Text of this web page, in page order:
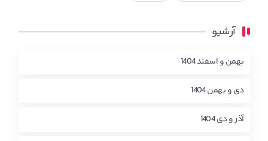
آرشیو
بهمن و اسفند 1404
دی و بهمن 1404
آذر و دی 1404